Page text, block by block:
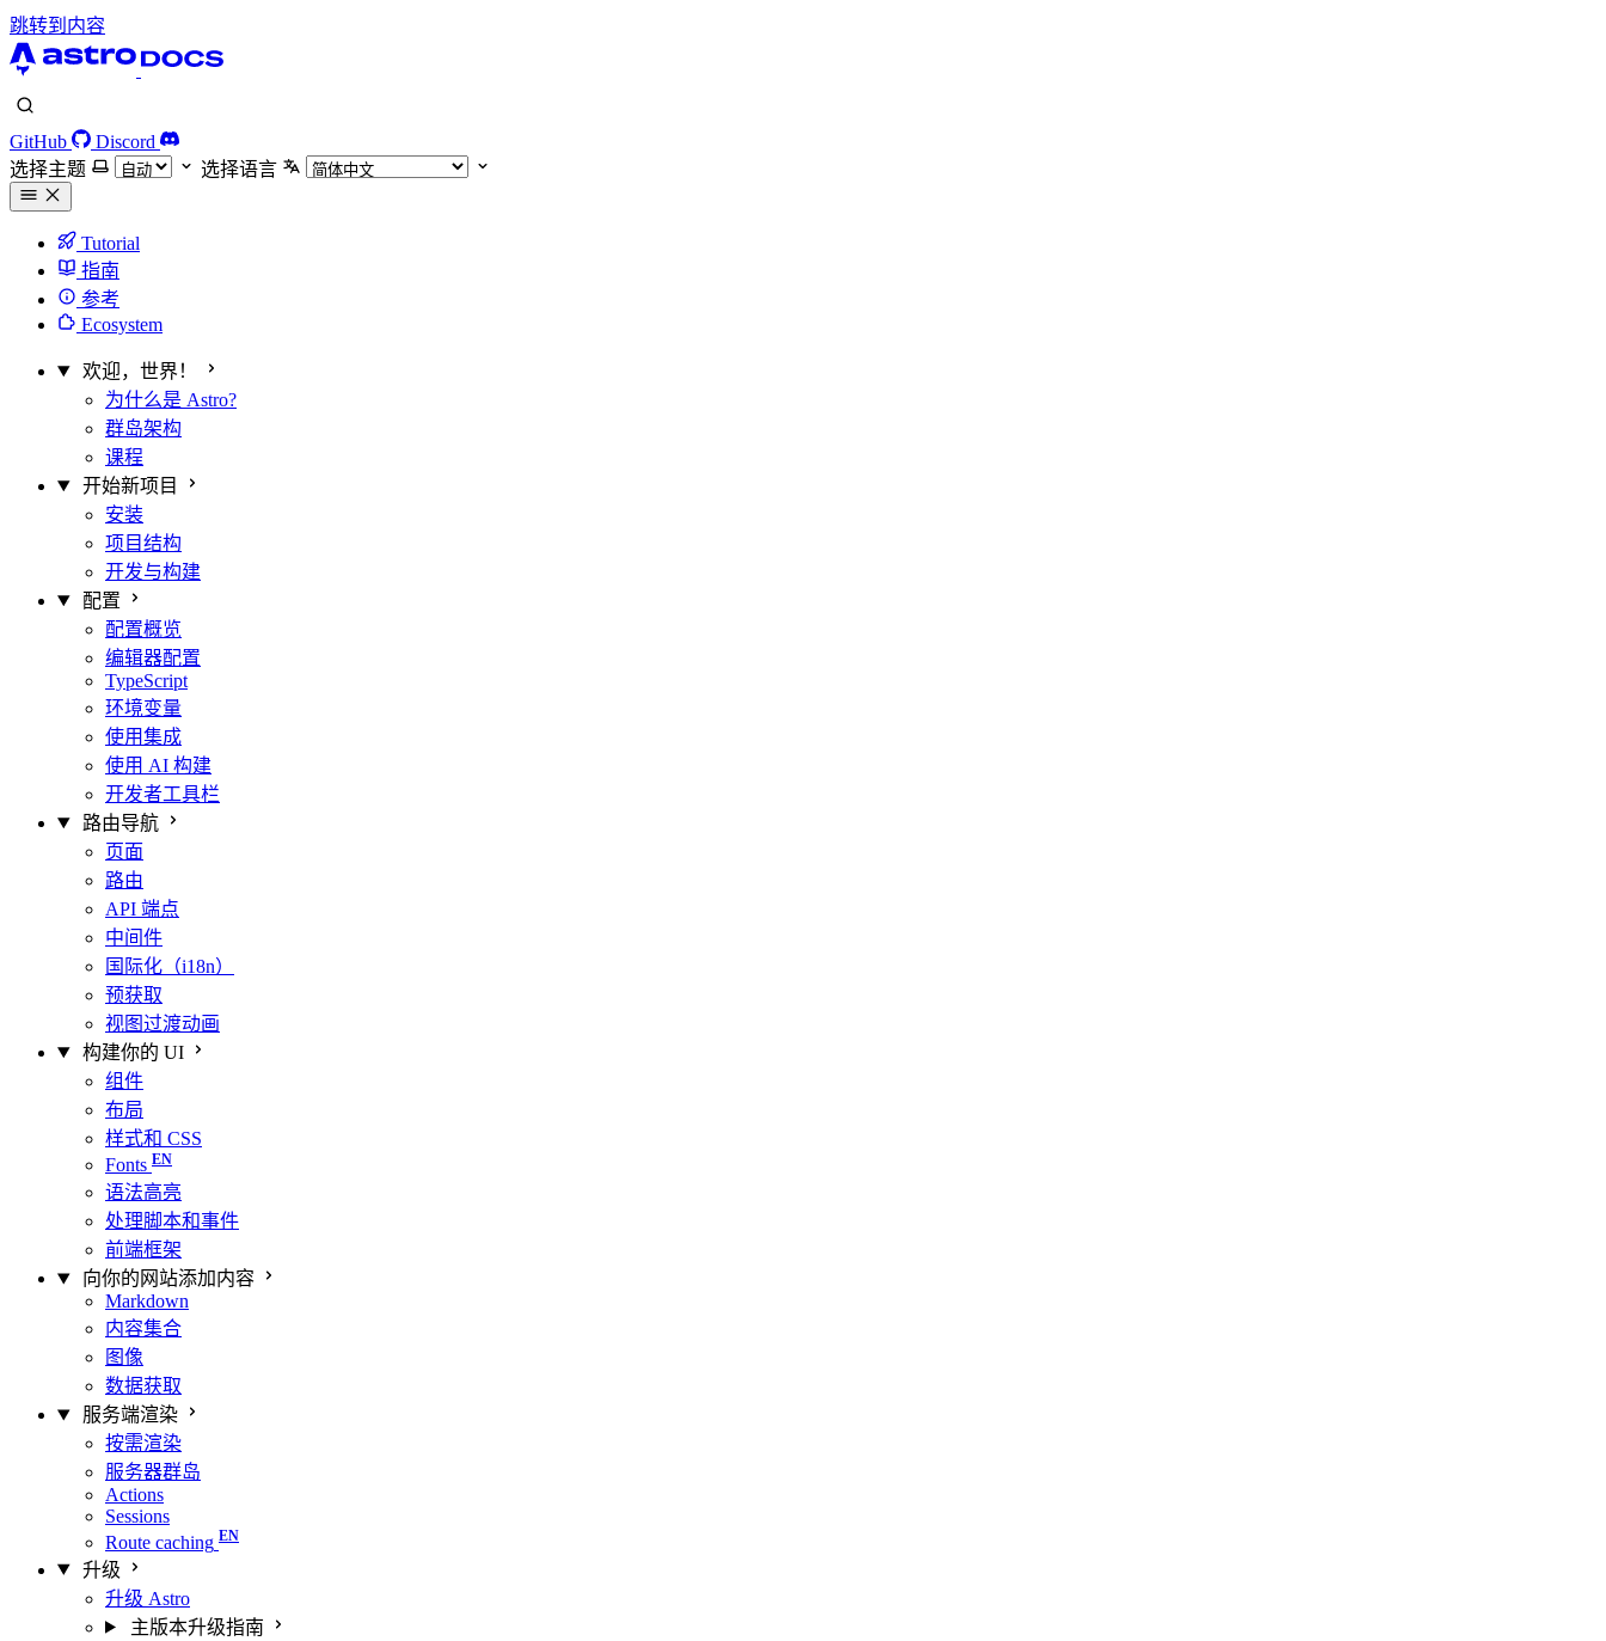
跳转到内容
GitHub
Discord
选择主题
选择语言
Tutorial
指南
参考
Ecosystem
欢迎，世界！
为什么是 Astro?
群岛架构
课程
开始新项目
安装
项目结构
开发与构建
配置
配置概览
编辑器配置
TypeScript
环境变量
使用集成
使用 AI 构建
开发者工具栏
路由导航
页面
路由
API 端点
中间件
国际化（i18n）
预获取
视图过渡动画
构建你的 UI
组件
布局
样式和 CSS
Fonts
语法高亮
处理脚本和事件
前端框架
向你的网站添加内容
Markdown
内容集合
图像
数据获取
服务端渲染
按需渲染
服务器群岛
Actions
Sessions
Route caching
升级
升级 Astro
主版本升级指南